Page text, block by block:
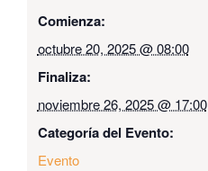
Comienza:
octubre 20, 2025 @ 08:00
Finaliza:
noviembre 26, 2025 @ 17:00
Categoría del Evento:
Evento